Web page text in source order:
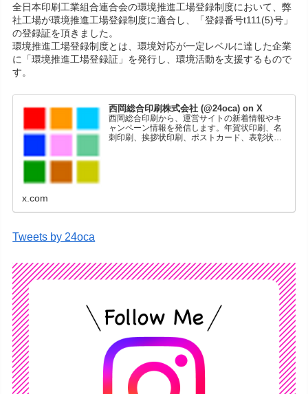
全日本印刷工業組合連合会の環境推進工場登録制度において、弊
社工場が環境推進工場登録制度に適合し、「登録番号t111(5)号」
の登録証を頂きました。
環境推進工場登録制度とは、環境対応が一定レベルに達した企業
に「環境推進工場登録証」を発行し、環境活動を支援するもので
す。
西岡総合印刷株式会社 (@24oca) on X
西岡総合印刷から、運営サイトの新着情報やキ
ャンペーン情報を発信します。年賀状印刷、名
刺印刷、挨拶状印刷、ポストカード、表彰状印
x.com
Tweets by 24oca